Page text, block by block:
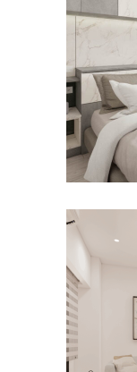
台南
翻新推
老屋翻新
台南關
設計推